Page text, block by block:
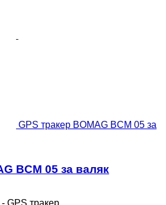
GPS тракер BOMAG BCM 05 за
BCM 05 за валяк
GPS тракер